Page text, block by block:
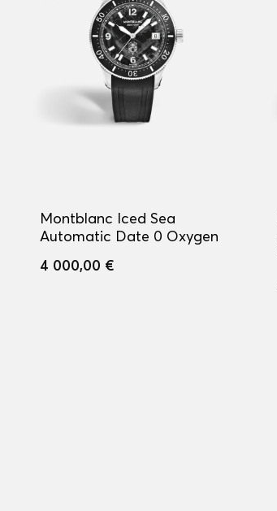
Montblanc Iced Sea
Automatic Date 0 Oxygen
4 000,00 €